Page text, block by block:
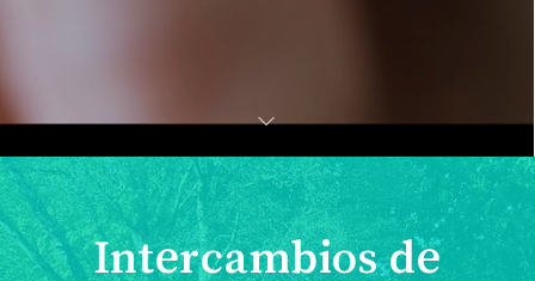
Intercambios de